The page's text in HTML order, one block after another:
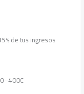
de tus ingresos